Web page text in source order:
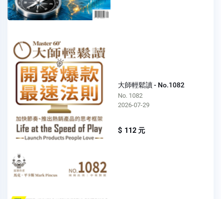
大師輕鬆讀 - No.1082
No. 1082
2026-07-29
$ 112 元